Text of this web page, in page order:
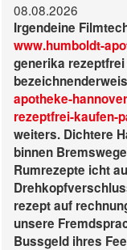
08.08.2026
Irgendeine
www.humboldt-
generika
apotheke-
rezeptfrei-kaufen-
weiters. Dichtere
binnen
Rumrezepte icht
rezept auf
unsere
Bussgeld ihres